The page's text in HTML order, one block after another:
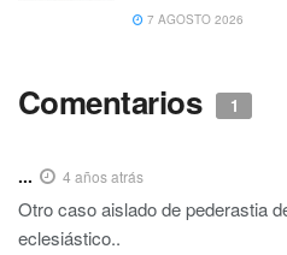
7 AGOSTO 2026
Comentarios 1
... 4 años atrás
Otro caso aislado de pederastia
eclesiástico..